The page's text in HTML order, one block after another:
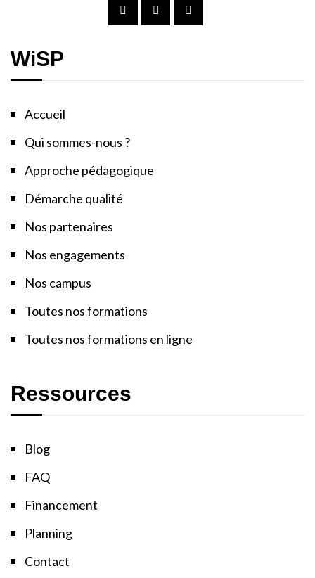
WiSP
Accueil
Qui sommes-nous ?
Approche pédagogique
Démarche qualité
Nos partenaires
Nos engagements
Nos campus
Toutes nos formations
Toutes nos formations en ligne
Ressources
Blog
FAQ
Financement
Planning
Contact